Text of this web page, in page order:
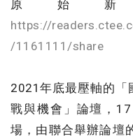
原始
https://
/1161111/share
2021年底最壓軸的「
戰與機會」論壇，
場，由聯合舉辦論壇